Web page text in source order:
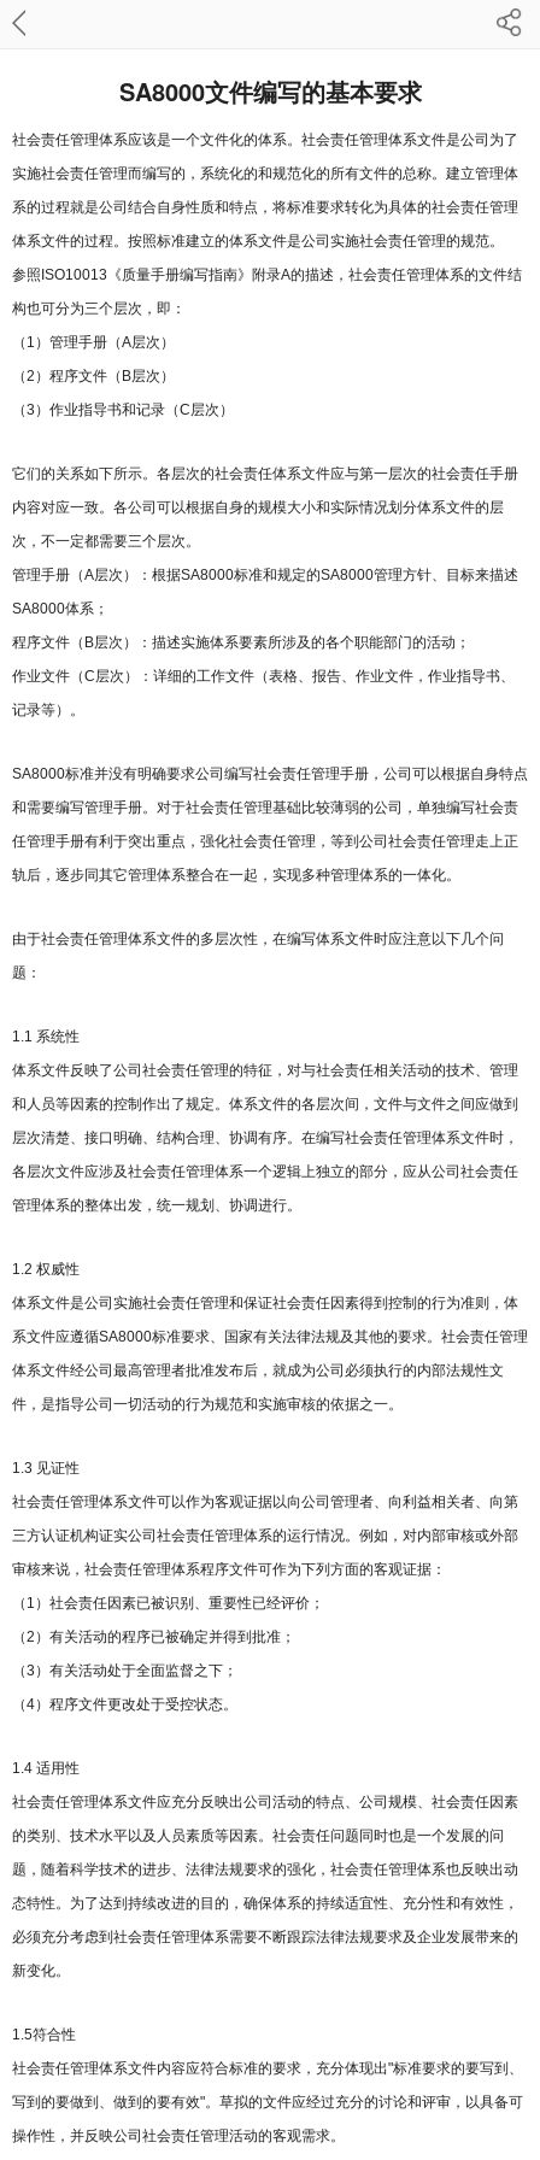
SA8000文件编写的基本要求
社会责任管理体系应该是一个文件化的体系。社会责任管理体系文件是公司为了
实施社会责任管理而编写的，系统化的和规范化的所有文件的总称。建立管理体
系的过程就是公司结合自身性质和特点，将标准要求转化为具体的社会责任管理
体系文件的过程。按照标准建立的体系文件是公司实施社会责任管理的规范。
参照ISO10013《质量手册编写指南》附录A的描述，社会责任管理体系的文件结
构也可分为三个层次，即：
（1）管理手册（A层次）
（2）程序文件（B层次）
（3）作业指导书和记录（C层次）
它们的关系如下所示。各层次的社会责任体系文件应与第一层次的社会责任手册
内容对应一致。各公司可以根据自身的规模大小和实际情况划分体系文件的层
次，不一定都需要三个层次。
管理手册（A层次）：根据SA8000标准和规定的SA8000管理方针、目标来描述
SA8000体系；
程序文件（B层次）：描述实施体系要素所涉及的各个职能部门的活动；
作业文件（C层次）：详细的工作文件（表格、报告、作业文件，作业指导书、
记录等）。
SA8000标准并没有明确要求公司编写社会责任管理手册，公司可以根据自身特点
和需要编写管理手册。对于社会责任管理基础比较薄弱的公司，单独编写社会责
任管理手册有利于突出重点，强化社会责任管理，等到公司社会责任管理走上正
轨后，逐步同其它管理体系整合在一起，实现多种管理体系的一体化。
由于社会责任管理体系文件的多层次性，在编写体系文件时应注意以下几个问
题：
1.1 系统性
体系文件反映了公司社会责任管理的特征，对与社会责任相关活动的技术、管理
和人员等因素的控制作出了规定。体系文件的各层次间，文件与文件之间应做到
层次清楚、接口明确、结构合理、协调有序。在编写社会责任管理体系文件时，
各层次文件应涉及社会责任管理体系一个逻辑上独立的部分，应从公司社会责任
管理体系的整体出发，统一规划、协调进行。
1.2 权威性
体系文件是公司实施社会责任管理和保证社会责任因素得到控制的行为准则，体
系文件应遵循SA8000标准要求、国家有关法律法规及其他的要求。社会责任管理
体系文件经公司最高管理者批准发布后，就成为公司必须执行的内部法规性文
件，是指导公司一切活动的行为规范和实施审核的依据之一。
1.3 见证性
社会责任管理体系文件可以作为客观证据以向公司管理者、向利益相关者、向第
三方认证机构证实公司社会责任管理体系的运行情况。例如，对内部审核或外部
审核来说，社会责任管理体系程序文件可作为下列方面的客观证据：
（1）社会责任因素已被识别、重要性已经评价；
（2）有关活动的程序已被确定并得到批准；
（3）有关活动处于全面监督之下；
（4）程序文件更改处于受控状态。
1.4 适用性
社会责任管理体系文件应充分反映出公司活动的特点、公司规模、社会责任因素
的类别、技术水平以及人员素质等因素。社会责任问题同时也是一个发展的问
题，随着科学技术的进步、法律法规要求的强化，社会责任管理体系也反映出动
态特性。为了达到持续改进的目的，确保体系的持续适宜性、充分性和有效性，
必须充分考虑到社会责任管理体系需要不断跟踪法律法规要求及企业发展带来的
新变化。
1.5符合性
社会责任管理体系文件内容应符合标准的要求，充分体现出"标准要求的要写到、
写到的要做到、做到的要有效"。草拟的文件应经过充分的讨论和评审，以具备可
操作性，并反映公司社会责任管理活动的客观需求。